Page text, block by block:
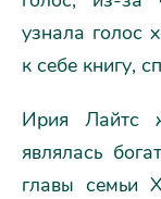
узнала голос
к себе книгу,
Ирия Лайтс
являлась
главы семьи